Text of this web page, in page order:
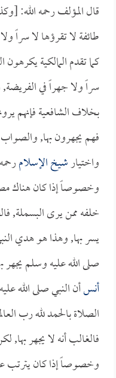
قال المؤلف رحمه الله:
طائفة لا تقرؤها لا سراً
كما تقدم المالكية
سراً ولا جهراً في الفريضة,
بخلاف الشافعية فإنهم
فهم يجهرون بها,
واختيارشيخ الإسلام
وخصوصاً إذا كان هناك
خلفه ممن يرى البسملة,
يسر بها, وهذا هو هدي
صلى الله عليه وسلم يجهر
أنسأن النبي صلى الله
الصلاة بالحمد لله رب
فالغالب أنه لا يجهر بها,
وخصوصاً إذا كان يترتب